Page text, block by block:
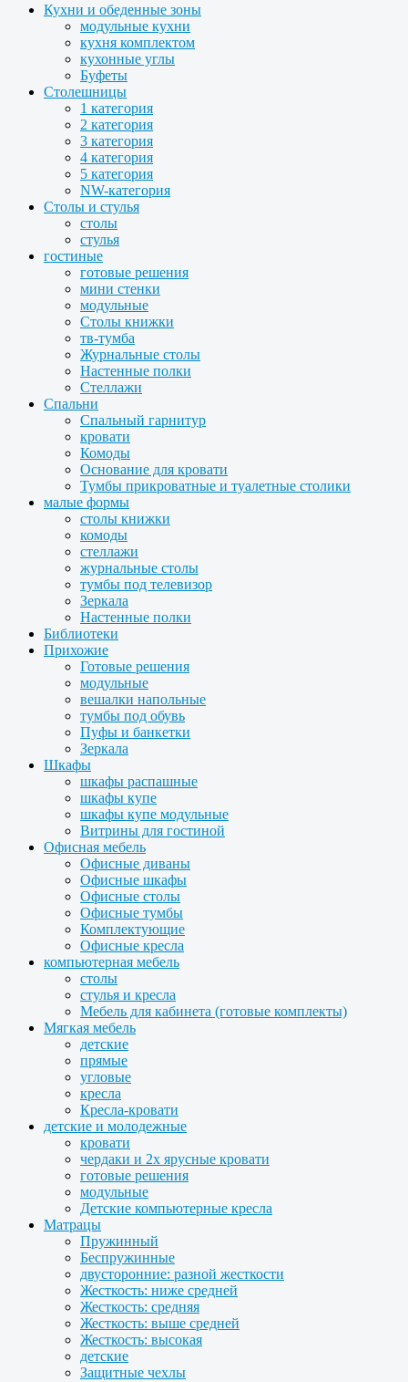
Кухни и обеденные зоны
модульные кухни
кухня комплектом
кухонные углы
Буфеты
Столешницы
1 категория
2 категория
3 категория
4 категория
5 категория
NW-категория
Столы и стулья
столы
стулья
гостиные
готовые решения
мини стенки
модульные
Столы книжки
тв-тумба
Журнальные столы
Настенные полки
Стеллажи
Спальни
Спальный гарнитур
кровати
Комоды
Основание для кровати
Тумбы прикроватные и туалетные столики
малые формы
столы книжки
комоды
стеллажи
журнальные столы
тумбы под телевизор
Зеркала
Настенные полки
Библиотеки
Прихожие
Готовые решения
модульные
вешалки напольные
тумбы под обувь
Пуфы и банкетки
Зеркала
Шкафы
шкафы распашные
шкафы купе
шкафы купе модульные
Витрины для гостиной
Офисная мебель
Офисные диваны
Офисные шкафы
Офисные столы
Офисные тумбы
Комплектующие
Офисные кресла
компьютерная мебель
столы
стулья и кресла
Мебель для кабинета (готовые комплекты)
Мягкая мебель
детские
прямые
угловые
кресла
Кресла-кровати
детские и молодежные
кровати
чердаки и 2х ярусные кровати
готовые решения
модульные
Детские компьютерные кресла
Матрацы
Пружинный
Беспружинные
двусторонние: разной жесткости
Жесткость: ниже средней
Жесткость: средняя
Жесткость: выше средней
Жесткость: высокая
детские
Защитные чехлы